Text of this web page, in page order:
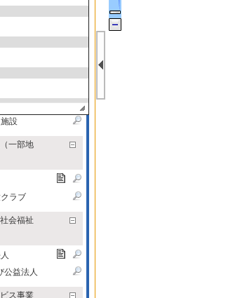
設等
設
一部地
ラブ
会福祉
公益法人
ス事業